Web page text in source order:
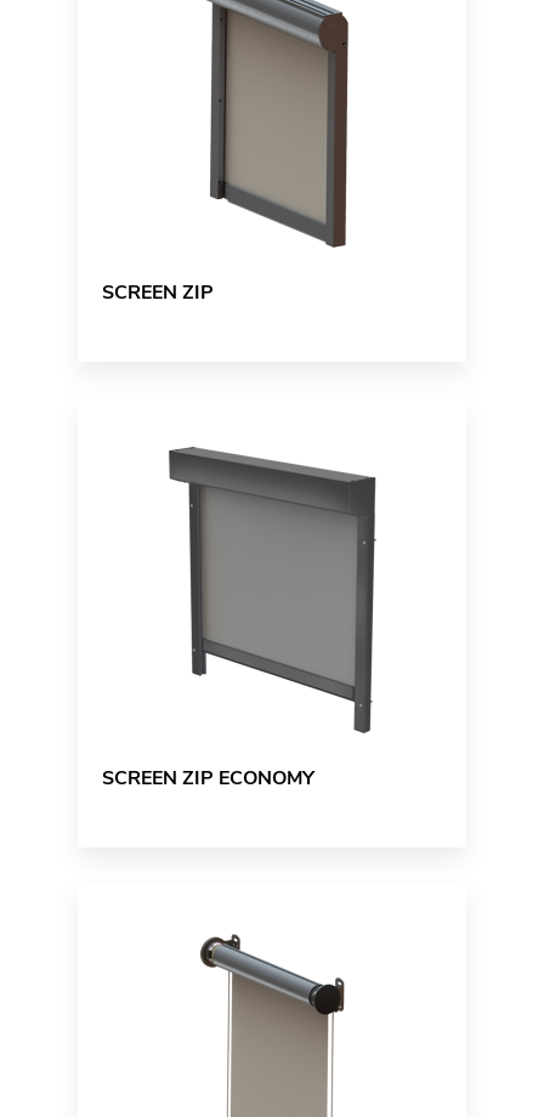
SCREEN ZIP
SCREEN ZIP ECONOMY